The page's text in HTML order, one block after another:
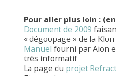
Pour aller plus loin :
Document de 2009
« dégoopage » de la Klon
Manuel fourni par Aion
très informatif
La page du projet